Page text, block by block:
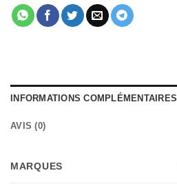
INFORMATIONS COMPLÉMENTAIRES
AVIS (0)
MARQUES